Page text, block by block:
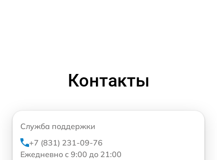
Контакты
Служба поддержки
+7 (831) 231-09-76
Ежедневно с 9:00 до 21:00